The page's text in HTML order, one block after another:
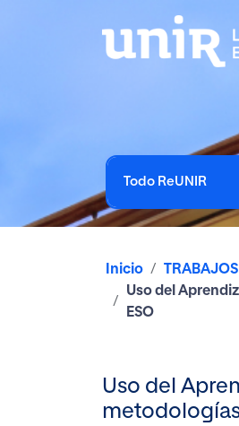
Todo ReUNIR
Inicio
Uso del
ESO
Uso del
metodologías